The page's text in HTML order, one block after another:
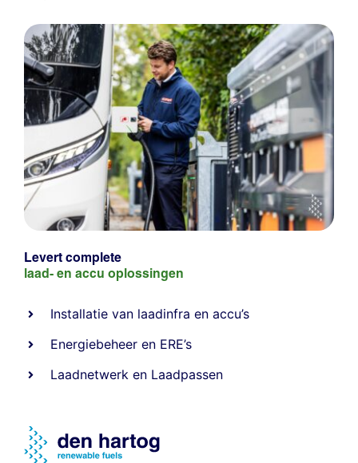
Levert complete
laad- en accu oplossingen
Installatie van laadinfra en accu’s
Energiebeheer en ERE’s
Laadnetwerk en Laadpassen